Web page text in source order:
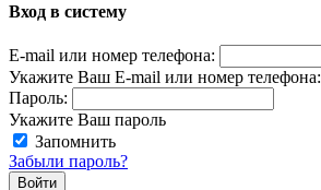
Вход в систему
E-mail или номер телефона:
Укажите Ваш E-mail или номер телефона:
Пароль:
Укажите Ваш пароль
Запомнить
Забыли пароль?